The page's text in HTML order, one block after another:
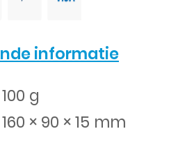
informatie
100 g
160 × 90 × 15 mm